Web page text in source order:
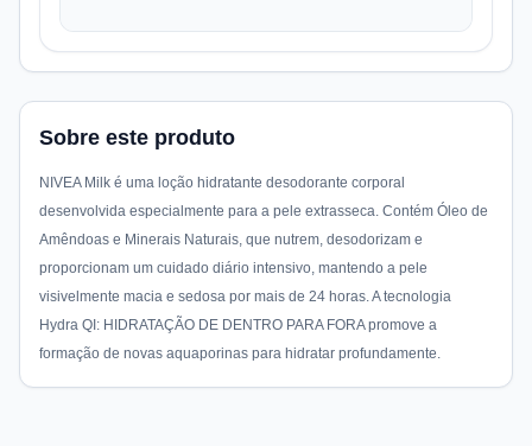
Sobre este produto
NIVEA Milk é uma loção hidratante desodorante corporal
desenvolvida especialmente para a pele extrasseca. Contém Óleo de
Amêndoas e Minerais Naturais, que nutrem, desodorizam e
proporcionam um cuidado diário intensivo, mantendo a pele
visivelmente macia e sedosa por mais de 24 horas. A tecnologia
Hydra QI: HIDRATAÇÃO DE DENTRO PARA FORA promove a
formação de novas aquaporinas para hidratar profundamente.